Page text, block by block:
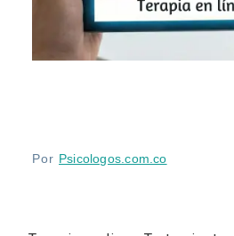
Por Psicologos.com.co